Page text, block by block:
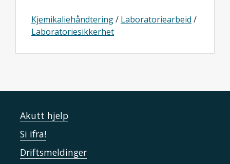
Kjemikaliehåndtering/ Laboratoriearbeid /
Laboratoriesikkerhet
Akutt hjelp
Si ifra!
Driftsmeldinger